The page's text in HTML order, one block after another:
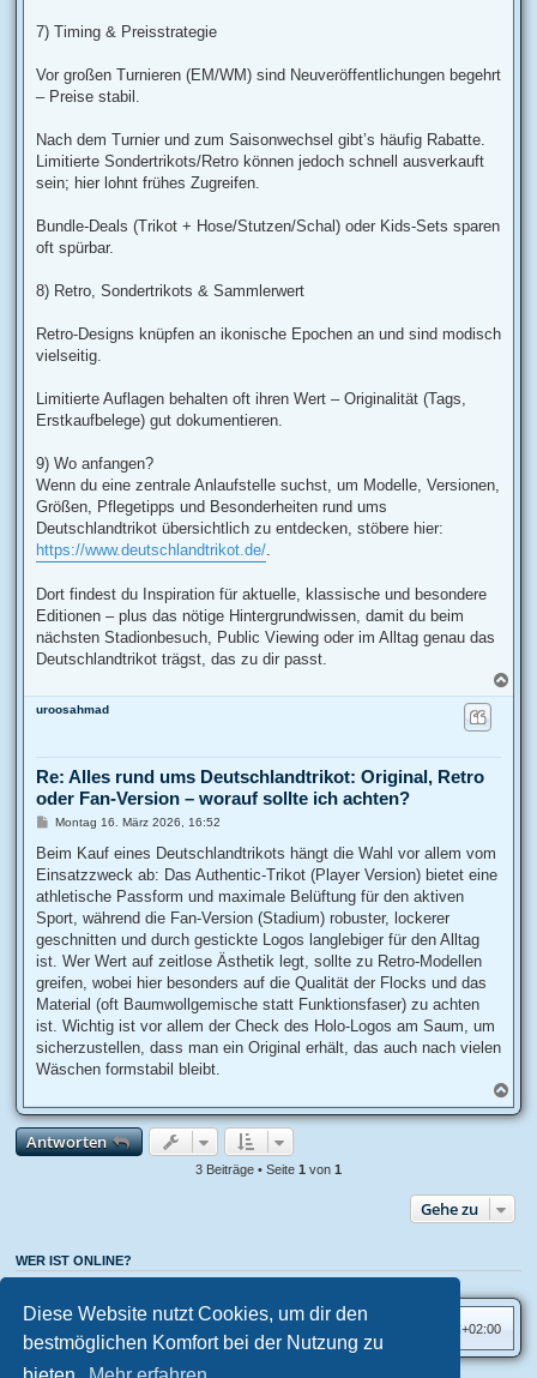
Diese Website nutzt Cookies, um dir den
bestmöglichen Komfort bei der Nutzung zu
7) Timing & Preisstrategie
Vor großen Turnieren (EM/WM) sind Neuveröffentlichungen begehrt
– Preise stabil.
Nach dem Turnier und zum Saisonwechsel gibt’s häufig Rabatte.
Limitierte Sondertrikots/Retro können jedoch schnell ausverkauft
sein; hier lohnt frühes Zugreifen.
Bundle-Deals (Trikot + Hose/Stutzen/Schal) oder Kids-Sets sparen
oft spürbar.
8) Retro, Sondertrikots & Sammlerwert
Retro-Designs knüpfen an ikonische Epochen an und sind modisch
vielseitig.
Limitierte Auflagen behalten oft ihren Wert – Originalität (Tags,
Erstkaufbelege) gut dokumentieren.
9) Wo anfangen?
Wenn du eine zentrale Anlaufstelle suchst, um Modelle, Versionen,
Größen, Pflegetipps und Besonderheiten rund ums
Deutschlandtrikot übersichtlich zu entdecken, stöbere hier:
https://www.deutschlandtrikot.de/.
Dort findest du Inspiration für aktuelle, klassische und besondere
Editionen – plus das nötige Hintergrundwissen, damit du beim
nächsten Stadionbesuch, Public Viewing oder im Alltag genau das
Deutschlandtrikot trägst, das zu dir passt.
a
uroosahmad
Re: Alles rund ums Deutschlandtrikot: Original, Retro
oder Fan-Version – worauf sollte ich achten?
B
i
r
a
Montag 16. März 2026, 16:52
Beim Kauf eines Deutschlandtrikots hängt die Wahl vor allem vom
Einsatzzweck ab: Das Authentic-Trikot (Player Version) bietet eine
athletische Passform und maximale Belüftung für den aktiven
Sport, während die Fan-Version (Stadium) robuster, lockerer
geschnitten und durch gestickte Logos langlebiger für den Alltag
ist. Wer Wert auf zeitlose Ästhetik legt, sollte zu Retro-Modellen
greifen, wobei hier besonders auf die Qualität der Flocks und das
Material (oft Baumwollgemische statt Funktionsfaser) zu achten
ist. Wichtig ist vor allem der Check des Holo-Logos am Saum, um
sicherzustellen, dass man ein Original erhält, das auch nach vielen
Wäschen formstabil bleibt.
a
c
Antworten
3 Beiträge • Seite 1 von 1
Gehe zu
WER IST ONLINE?
UTC+02:00